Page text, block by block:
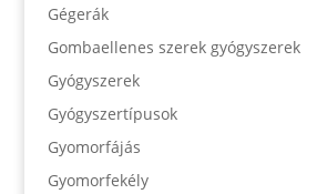
Gégerák
Gombaellenes szerek gyógyszerek
Gyógyszerek
Gyógyszertípusok
Gyomorfájás
Gyomorfekély